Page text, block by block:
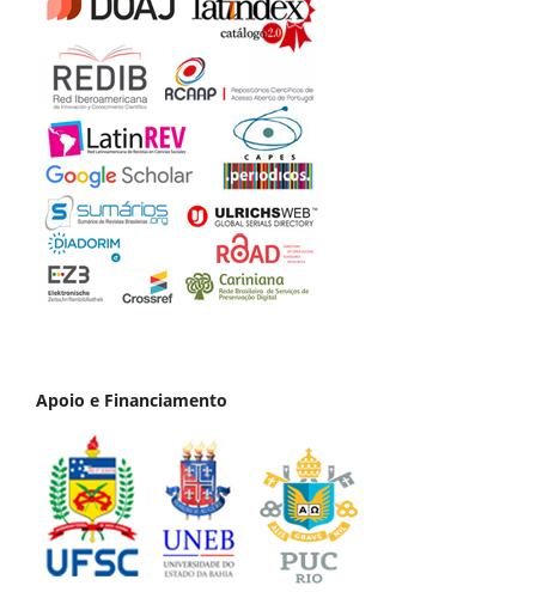
Apoio e Financiamento